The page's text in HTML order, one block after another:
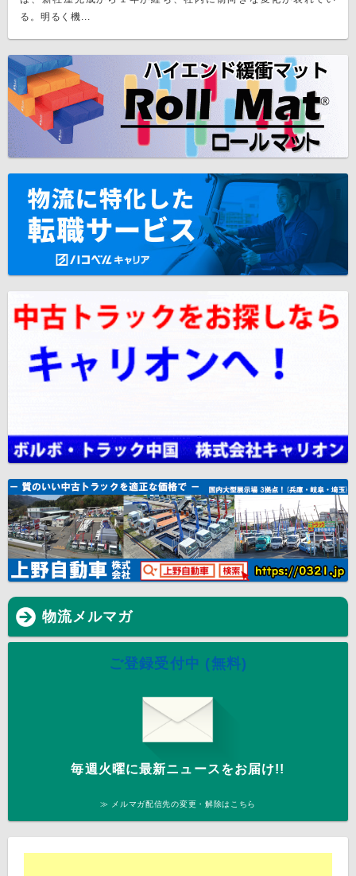
る。明るく機...
物流メルマガ
ご登録受付中 (無料)
毎週火曜に最新ニュースをお届け!!
≫ メルマガ配信先の変更・解除はこちら